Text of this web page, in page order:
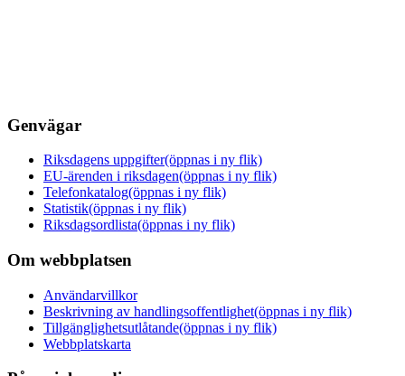
Genvägar
Riksdagens uppgifter(öppnas i ny flik)
EU-ärenden i riksdagen(öppnas i ny flik)
Telefonkatalog(öppnas i ny flik)
Statistik(öppnas i ny flik)
Riksdagsordlista(öppnas i ny flik)
Om webbplatsen
Användarvillkor
Beskrivning av handlingsoffentlighet(öppnas i ny flik)
Tillgänglighetsutlåtande(öppnas i ny flik)
Webbplatskarta